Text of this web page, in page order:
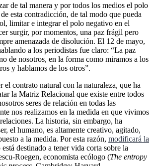
de tal manera y por todos los medios el polo
esta contradicción, de tal modo que pueda
limitar e integrar el polo negativo en el
surgir, por momentos, una paz frágil pero
amenazada de disolución. El 12 de mayo,
a los periodistas fue claro: “La paz
de nosotros, en la forma como miramos a los
y hablamos de los otros”.
el contrato natural con la naturaleza, que ha
la Matriz Relacional que existe entre todos
seres de relación en todas las
nos realizamos en la medida en que vivimos
La historia, sin embargo, ha
el humano, es altamente creativo, agitado,
a la medida. Por esta razón, modificará la
está destinado a tener vida corta sobre la
Roegen, economista ecólogo (The entropy